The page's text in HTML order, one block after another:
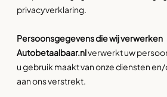
privacyverklaring.
Persoonsgegevens die wij verwerken
Autobetaalbaar.nlverwerkt uw
u gebruik maakt van onze diensten
aan ons verstrekt.